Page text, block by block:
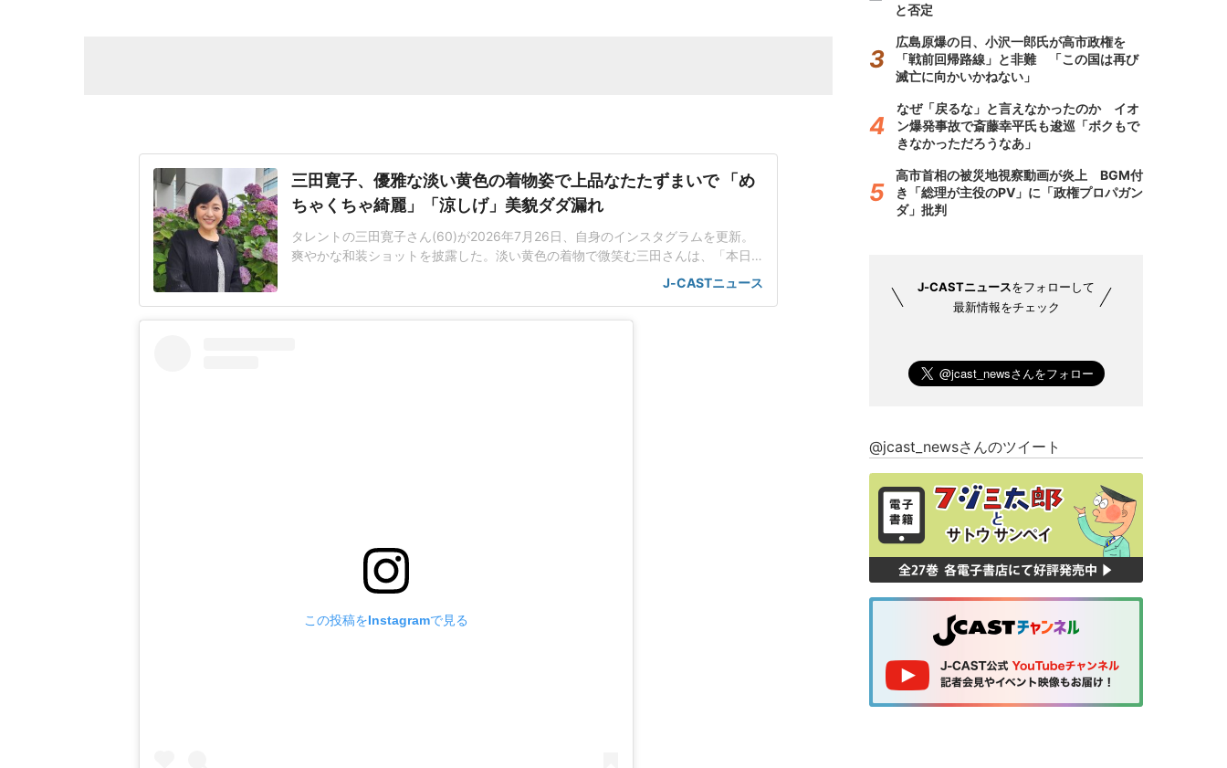
三田寛子、優雅な淡い黄色の着物姿で上品なたたずまいで 「め
ちゃくちゃ綺麗」「涼しげ」美貌ダダ漏れ
タレントの三田寛子さん(60)が2026年7月26日、自身のインスタグラムを更新。
爽やかな和装ショットを披露した。淡い黄色の着物で微笑む三田さんは、「本日
歌舞伎座千穐楽」と報告し、淡い黄色の着物で微笑む姿を投稿した。「夜の部で
は歌舞伎十八番の『鎌髭』大らかな歌舞伎の荒事ぜひご覧ください」とつづって
J-CASTニュース
この投稿をInstagramで見る
と否定
広島原爆の日、小沢一郎氏が高市政権を
「戦前回帰路線」と非難 「この国は再び
滅亡に向かいかねない」
なぜ「戻るな」と言えなかったのか イオ
ン爆発事故で斎藤幸平氏も逡巡「ボクもで
きなかっただろうなあ」
高市首相の被災地視察動画が炎上 BGM付
き「総理が主役のPV」に「政権プロパガン
ダ」批判
J-CASTニュースをフォローして
最新情報をチェック
@jcast_newsさんのツイート